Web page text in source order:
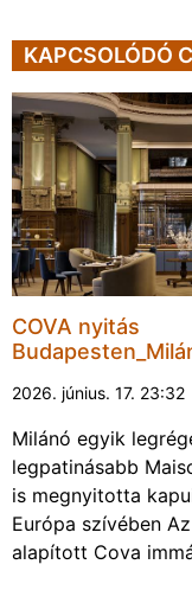
KAPCSOLÓDÓ
COVA nyitás
2026. június. 17. 23:32
Milánó egyik
legpatinásabb
is megnyitotta
Európa szívében
alapított Cova